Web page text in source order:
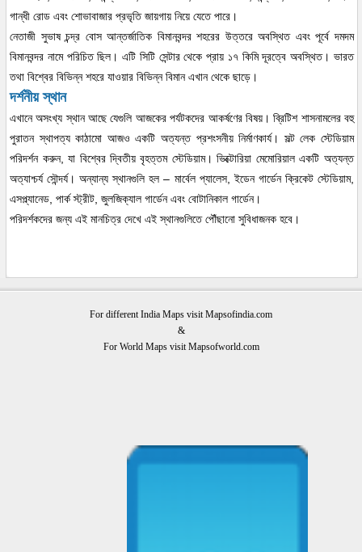
গান্ধী রোড এবং শোভাবাজার প্রভৃতি জায়গায় নিয়ে যেতে পারে।
নেতাজী সুভাষ চন্দ্র বোস আন্তর্জাতিক বিমানবন্দর শহরের উত্তরে অবস্থিত এবং পূর্বে দমদম
বিমানবন্দর নামে পরিচিত ছিল। এটি সিটি সেন্টার থেকে প্রায় ১৭ কিমি দূরত্বে অবস্থিত। ভারত
তথা বিশ্বের বিভিন্ন শহরে যাওয়ার বিভিন্ন বিমান এখান থেকে ছাড়ে।
দর্শনীয় স্থান
এখানে অসংখ্য স্থান আছে যেগুলি আজকের পর্যটকদের আকর্ষণের বিষয়। ব্রিটিশ শাসনামলের বহু
পুরাতন স্থাপত্য কাঠামো আজও একটি অত্যন্ত প্রশংসনীয় নির্মাণকার্য। সল্ট লেক স্টেডিয়াম
পরিদর্শন করুন, যা বিশ্বের দ্বিতীয় বৃহত্তম স্টেডিয়াম। ভিক্টোরিয়া মেমোরিয়াল একটি অত্যন্ত
অত্যাশ্চর্য সৌন্দর্য। অন্যান্য স্থানগুলি হল – মার্বেল প্যালেস, ইডেন গার্ডেন ক্রিকেট স্টেডিয়াম,
এসপ্ল্যানেড, পার্ক স্ট্রীট, জুলজিক্যাল গার্ডেন এবং বোটানিকাল গার্ডেন।
পরিদর্শকদের জন্য এই মানচিত্র দেখে এই স্থানগুলিতে পৌঁছানো সুবিধাজনক হবে।
For different India Maps visit Mapsofindia.com
&
For World Maps visit Mapsofworld.com